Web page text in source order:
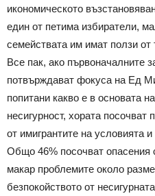
икономическото
един от петима избиратели,
семействата им имат ползи от
Все пак, ако първоначалните
потвърждават фокуса на Ед
попитани какво е в основата
несигурност, хората посочват
от имигрантите на условията
Общо 46% посочват опасения
макар проблемите около
безпокойството от